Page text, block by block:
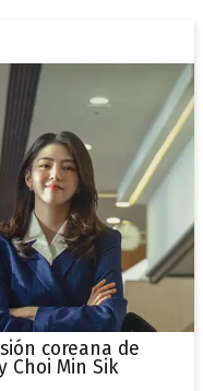
coreana de
Choi Min Sik